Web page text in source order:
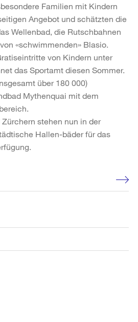
Familien mit Kindern
Angebot und schätzten die
Wellenbad, die Rutschbahnen
«schwimmenden» Blasio.
von Kindern unter
das Sportamt diesen Sommer.
über 180 000)
Mythenquai mit dem
stehen nun in der
Hallen-bäder für das